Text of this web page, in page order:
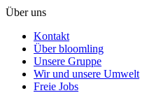
Über uns
Kontakt
Über bloomling
Unsere Gruppe
Wir und unsere Umwelt
Freie Jobs